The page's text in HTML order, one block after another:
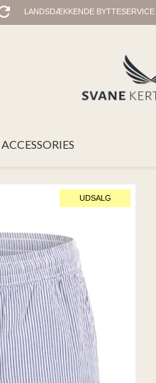
LANDSDÆKKENDE BYTTESERVICE
ACCESSORIES
UDSALG